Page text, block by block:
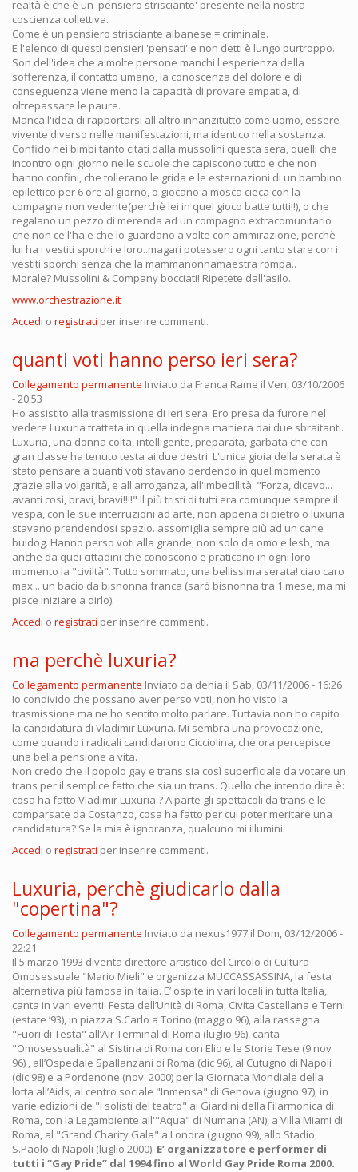
realtà è che è un 'pensiero strisciante' presente nella nostra
coscienza collettiva.
Come è un pensiero strisciante albanese = criminale.
E l'elenco di questi pensieri 'pensati' e non detti è lungo purtroppo.
Son dell'idea che a molte persone manchi l'esperienza della
sofferenza, il contatto umano, la conoscenza del dolore e di
conseguenza viene meno la capacità di provare empatia, di
oltrepassare le paure.
Manca l'idea di rapportarsi all'altro innanzitutto come uomo, essere
vivente diverso nelle manifestazioni, ma identico nella sostanza.
Confido nei bimbi tanto citati dalla mussolini questa sera, quelli che
incontro ogni giorno nelle scuole che capiscono tutto e che non
hanno confini, che tollerano le grida e le esternazioni di un bambino
epilettico per 6 ore al giorno, o giocano a mosca cieca con la
compagna non vedente(perchè lei in quel gioco batte tutti!!), o che
regalano un pezzo di merenda ad un compagno extracomunitario
che non ce l'ha e che lo guardano a volte con ammirazione, perchè
lui ha i vestiti sporchi e loro..magari potessero ogni tanto stare con i
vestiti sporchi senza che la mammanonnamaestra rompa..
Morale? Mussolini & Company bocciati! Ripetete dall'asilo.
www.orchestrazione.it
Accedi o registrati per inserire commenti.
quanti voti hanno perso ieri sera?
Collegamento permanente Inviato da Franca Rame il Ven, 03/10/2006
- 20:53
Ho assistito alla trasmissione di ieri sera. Ero presa da furore nel
vedere Luxuria trattata in quella indegna maniera dai due sbraitanti.
Luxuria, una donna colta, intelligente, preparata, garbata che con
gran classe ha tenuto testa ai due destri. L'unica gioia della serata è
stato pensare a quanti voti stavano perdendo in quel momento
grazie alla volgarità, e all'arroganza, all'imbecillità. "Forza, dicevo...
avanti così, bravi, bravi!!!!" Il più tristi di tutti era comunque sempre il
vespa, con le sue interruzioni ad arte, non appena di pietro o luxuria
stavano prendendosi spazio. assomiglia sempre più ad un cane
buldog. Hanno perso voti alla grande, non solo da omo e lesb, ma
anche da quei cittadini che conoscono e praticano in ogni loro
momento la "civiltà". Tutto sommato, una bellissima serata! ciao caro
max... un bacio da bisnonna franca (sarò bisnonna tra 1 mese, ma mi
piace iniziare a dirlo).
Accedi o registrati per inserire commenti.
ma perchè luxuria?
Collegamento permanente Inviato da denia il Sab, 03/11/2006 - 16:26
Io condivido che possano aver perso voti, non ho visto la
trasmissione ma ne ho sentito molto parlare. Tuttavia non ho capito
la candidatura di Vladimir Luxuria. Mi sembra una provocazione,
come quando i radicali candidarono Cicciolina, che ora percepisce
una bella pensione a vita.
Non credo che il popolo gay e trans sia così superficiale da votare un
trans per il semplice fatto che sia un trans. Quello che intendo dire è:
cosa ha fatto Vladimir Luxuria ? A parte gli spettacoli da trans e le
comparsate da Costanzo, cosa ha fatto per cui poter meritare una
candidatura? Se la mia è ignoranza, qualcuno mi illumini.
Accedi o registrati per inserire commenti.
Luxuria, perchè giudicarlo dalla
"copertina"?
Collegamento permanente Inviato da nexus1977 il Dom, 03/12/2006 -
22:21
Il 5 marzo 1993 diventa direttore artistico del Circolo di Cultura
Omosessuale "Mario Mieli" e organizza MUCCASSASSINA, la festa
alternativa più famosa in Italia. E’ ospite in vari locali in tutta Italia,
canta in vari eventi: Festa dell’Unità di Roma, Civita Castellana e Terni
(estate ’93), in piazza S.Carlo a Torino (maggio 96), alla rassegna
"Fuori di Testa" all’Air Terminal di Roma (luglio 96), canta
"Omosessualità" al Sistina di Roma con Elio e le Storie Tese (9 nov
96) , all’Ospedale Spallanzani di Roma (dic 96), al Cutugno di Napoli
(dic 98) e a Pordenone (nov. 2000) per la Giornata Mondiale della
lotta all’Aids, al centro sociale "Inmensa" di Genova (giugno 97), in
varie edizioni de "I solisti del teatro" ai Giardini della Filarmonica di
Roma, con la Legambiente all'"Aqua" di Numana (AN), a Villa Miami di
Roma, al "Grand Charity Gala" a Londra (giugno 99), allo Stadio
S.Paolo di Napoli (luglio 2000). E’ organizzatore e performer di
tutti i “Gay Pride” dal 1994 fino al World Gay Pride Roma 2000.